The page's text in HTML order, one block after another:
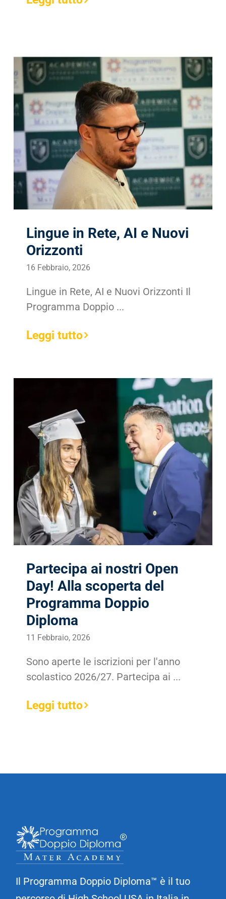
Lingue in Rete, AI e Nuovi
Orizzonti
16 Febbraio, 2026
Lingue in Rete, AI e Nuovi Orizzonti Il
Programma Doppio ...
Leggi tutto
Partecipa ai nostri Open
Day! Alla scoperta del
Programma Doppio
Diploma
11 Febbraio, 2026
Sono aperte le iscrizioni per l'anno
scolastico 2026/27. Partecipa ai ...
Leggi tutto
Il Programma Doppio Diploma™ è il tuo